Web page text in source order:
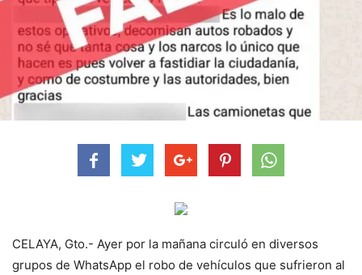
CELAYA, Gto.- Ayer por la mañana circuló en diversos
grupos de WhatsApp el robo de vehículos que sufrieron al